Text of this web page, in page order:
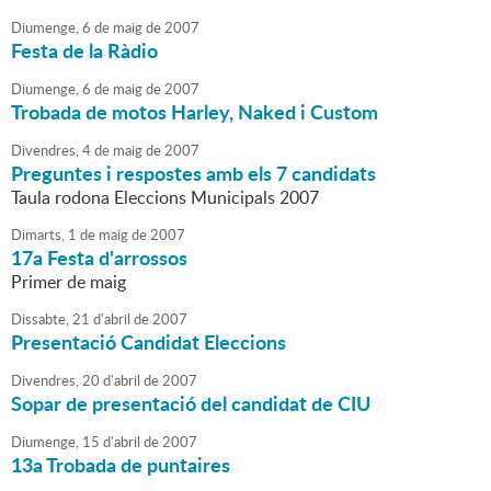
Diumenge,6 de maigde2007
Festa de la Ràdio
Diumenge,6 de maigde2007
Trobada de motos Harley, Naked i Custom
Divendres,4de maigde2007
Preguntes i respostes amb els 7 candidats
Taula rodona Eleccions Municipals 2007
Dimarts, 1 de maigde2007
17a Festa d'arrossos
Primer de maig
Dissabte,21 d'abril de2007
Presentació Candidat Eleccions
Divendres,20 d'abril de2007
Sopar de presentació del candidat de CIU
Diumenge, 15 d'abril de2007
13a Trobada de puntaires